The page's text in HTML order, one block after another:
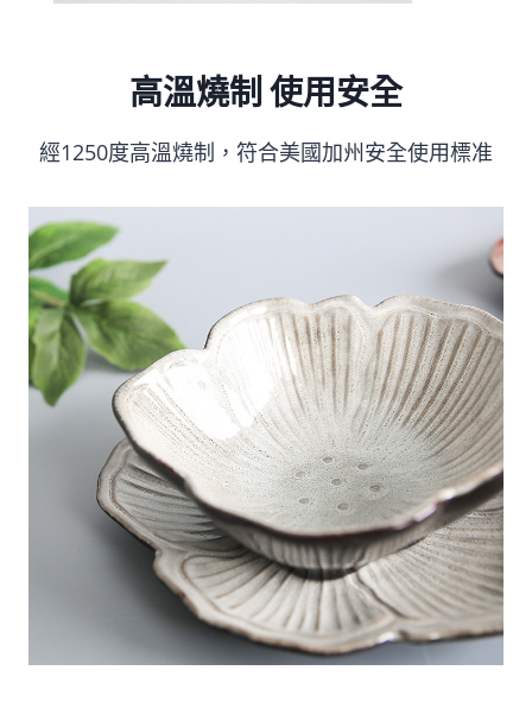
高溫燒制 使用安全
經1250度高溫燒制，符合美國加州安全使用標准